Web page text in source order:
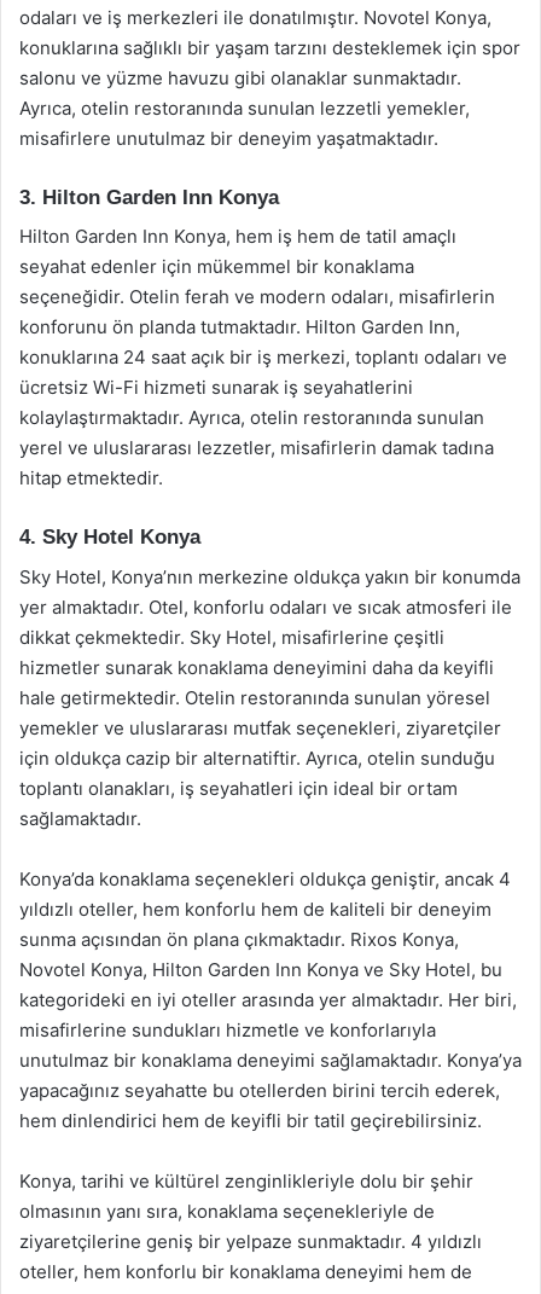
odaları ve iş merkezleri ile donatılmıştır. Novotel Konya,
konuklarına sağlıklı bir yaşam tarzını desteklemek için spor
salonu ve yüzme havuzu gibi olanaklar sunmaktadır.
Ayrıca, otelin restoranında sunulan lezzetli yemekler,
misafirlere unutulmaz bir deneyim yaşatmaktadır.
3. Hilton Garden Inn Konya
Hilton Garden Inn Konya, hem iş hem de tatil amaçlı
seyahat edenler için mükemmel bir konaklama
seçeneğidir. Otelin ferah ve modern odaları, misafirlerin
konforunu ön planda tutmaktadır. Hilton Garden Inn,
konuklarına 24 saat açık bir iş merkezi, toplantı odaları ve
ücretsiz Wi-Fi hizmeti sunarak iş seyahatlerini
kolaylaştırmaktadır. Ayrıca, otelin restoranında sunulan
yerel ve uluslararası lezzetler, misafirlerin damak tadına
hitap etmektedir.
4. Sky Hotel Konya
Sky Hotel, Konya’nın merkezine oldukça yakın bir konumda
yer almaktadır. Otel, konforlu odaları ve sıcak atmosferi ile
dikkat çekmektedir. Sky Hotel, misafirlerine çeşitli
hizmetler sunarak konaklama deneyimini daha da keyifli
hale getirmektedir. Otelin restoranında sunulan yöresel
yemekler ve uluslararası mutfak seçenekleri, ziyaretçiler
için oldukça cazip bir alternatiftir. Ayrıca, otelin sunduğu
toplantı olanakları, iş seyahatleri için ideal bir ortam
sağlamaktadır.
Konya’da konaklama seçenekleri oldukça geniştir, ancak 4
yıldızlı oteller, hem konforlu hem de kaliteli bir deneyim
sunma açısından ön plana çıkmaktadır. Rixos Konya,
Novotel Konya, Hilton Garden Inn Konya ve Sky Hotel, bu
kategorideki en iyi oteller arasında yer almaktadır. Her biri,
misafirlerine sundukları hizmetle ve konforlarıyla
unutulmaz bir konaklama deneyimi sağlamaktadır. Konya’ya
yapacağınız seyahatte bu otellerden birini tercih ederek,
hem dinlendirici hem de keyifli bir tatil geçirebilirsiniz.
Konya, tarihi ve kültürel zenginlikleriyle dolu bir şehir
olmasının yanı sıra, konaklama seçenekleriyle de
ziyaretçilerine geniş bir yelpaze sunmaktadır. 4 yıldızlı
oteller, hem konforlu bir konaklama deneyimi hem de